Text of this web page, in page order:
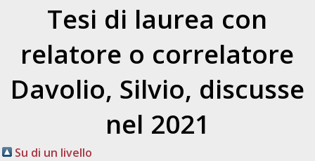
Tesi di laurea con
relatore o correlatore
Davolio, Silvio, discusse
nel 2021
Su di un livello